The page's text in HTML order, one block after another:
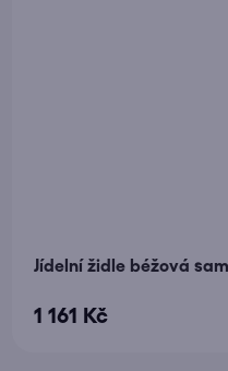
Jídelní židle béžová
1 161 Kč